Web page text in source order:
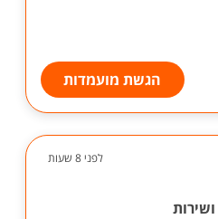
הגשת מועמדות
לפני 8 שעות